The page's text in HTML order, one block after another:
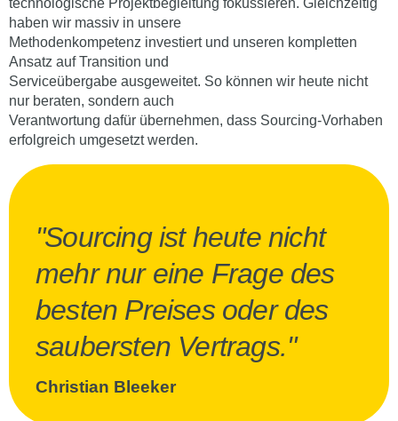
technologische Projektbegleitung fokussieren. Gleichzeitig
haben wir massiv in unsere
Methodenkompetenz investiert und unseren kompletten
Ansatz auf Transition und
Serviceübergabe ausgeweitet. So können wir heute nicht
nur beraten, sondern auch
Verantwortung dafür übernehmen, dass Sourcing-Vorhaben
erfolgreich umgesetzt werden.
"Sourcing ist heute nicht
mehr nur eine Frage des
besten Preises oder des
saubersten Vertrags."
Christian Bleeker